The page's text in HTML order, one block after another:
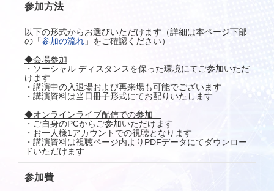
参加方法
以下の形式からお選びいただけます（詳細は本ページ下部
の「参加の流れ 」をご確認ください）
◆会場参加
・ソーシャル ディスタンスを保った環境にてご参加いただ
けます
・講演中の入退場および再来場も可能でございます
・講演資料は当日冊子形式にてお配りいたします
◆オンラインライブ配信での参加
・ご自身のPCからご参加いただけます
・お一人様1アカウントでの視聴となります
・講演資料は視聴ページ内よりPDFデータにてダウンロー
ドいただけます
参加費